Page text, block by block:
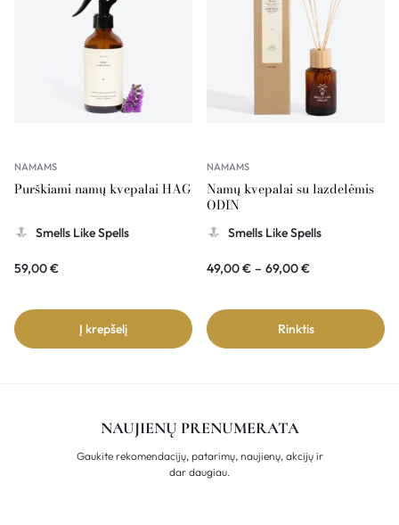
NAMAMS
Purškiami namų kvepalai HAG
Smells Like Spells
59,00€
Į krepšelį
NAMAMS
Namų kvepalai su lazdelėmis
ODIN
Smells Like Spells
49,00€ – 69,00€
Rinktis
NAUJIENŲ PRENUMERATA
Gaukite rekomendacijų, patarimų, naujienų, akcijų ir
dar daugiau.